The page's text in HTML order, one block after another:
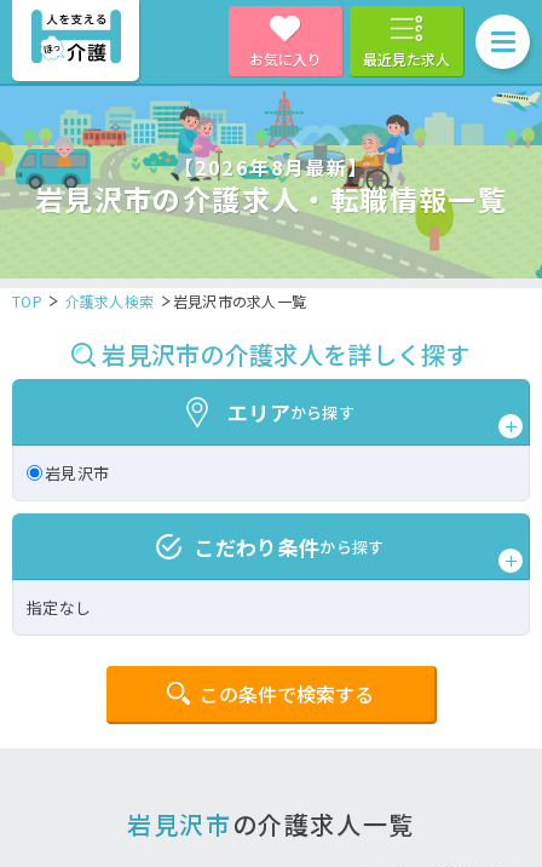
お気に入り 最近見た求人
【2026年8月最新】
岩見沢市の介護求人・転職情報一覧
TOP 介護求人検索 岩見沢市の求人一覧
岩見沢市の介護求人を詳しく探す
エリアから探す
岩見沢市
こだわり条件から探す
指定なし
この条件で検索する
岩見沢市の介護求人一覧